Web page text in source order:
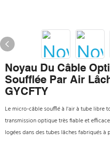
Noyau Du Câble
Soufflée Par Air
GYCFTY
Le micro-câble soufflé à l'air à tube libre
transmission optique très fiable et
logées dans des tubes lâches fabriqués